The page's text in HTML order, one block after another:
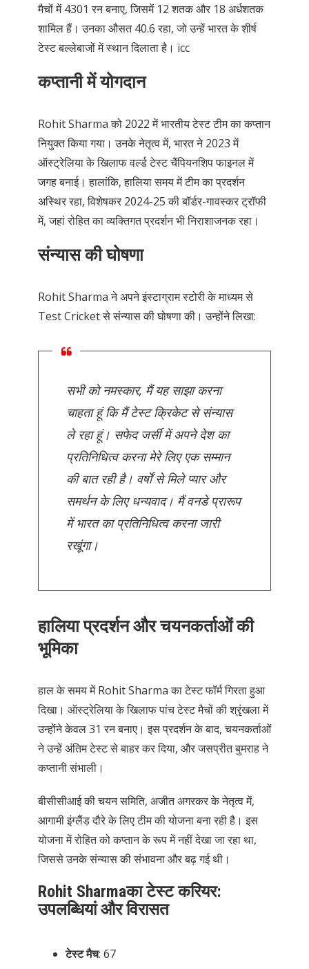
मैचों में 4301 रन बनाए, जिसमें 12 शतक और 18 अर्धशतक
शामिल हैं। उनका औसत 40.6 रहा, जो उन्हें भारत के शीर्ष
टेस्ट बल्लेबाजों में स्थान दिलाता है। icc
कप्तानी में योगदान
Rohit Sharma को 2022 में भारतीय टेस्ट टीम का कप्तान
नियुक्त किया गया। उनके नेतृत्व में, भारत ने 2023 में
ऑस्ट्रेलिया के खिलाफ वर्ल्ड टेस्ट चैंपियनशिप फाइनल में
जगह बनाई। हालांकि, हालिया समय में टीम का प्रदर्शन
अस्थिर रहा, विशेषकर 2024-25 की बॉर्डर-गावस्कर ट्रॉफी
में, जहां रोहित का व्यक्तिगत प्रदर्शन भी निराशाजनक रहा।
संन्यास की घोषणा
Rohit Sharma ने अपने इंस्टाग्राम स्टोरी के माध्यम से
TestCricketसे संन्यास की घोषणा की। उन्होंने लिखा:
सभी को नमस्कार, मैं यह साझा करना
चाहता हूं कि मैं टेस्ट क्रिकेट से संन्यास
ले रहा हूं। सफेद जर्सी में अपने देश का
प्रतिनिधित्व करना मेरे लिए एक सम्मान
की बात रही है। वर्षों से मिले प्यार और
समर्थन के लिए धन्यवाद। मैं वनडे प्रारूप
में भारत का प्रतिनिधित्व करना जारी
रखूंगा।
हालिया प्रदर्शन और चयनकर्ताओं की
भूमिका
हाल के समय में Rohit Sharma का टेस्ट फॉर्म गिरता हुआ
दिखा। ऑस्ट्रेलिया के खिलाफ पांच टेस्ट मैचों की श्रृंखला में
उन्होंने केवल 31 रन बनाए। इस प्रदर्शन के बाद, चयनकर्ताओं
ने उन्हें अंतिम टेस्ट से बाहर कर दिया, और जसप्रीत बुमराह ने
कप्तानी संभाली।
बीसीसीआई की चयन समिति, अजीत अगरकर के नेतृत्व में,
आगामी इंग्लैंड दौरे के लिए टीम की योजना बना रही है। इस
योजना में रोहित को कप्तान के रूप में नहीं देखा जा रहा था,
जिससे उनके संन्यास की संभावना और बढ़ गई थी।
Rohit Sharmaका टेस्ट करियर:
उपलब्धियां और विरासत
टेस्ट मैच: 67